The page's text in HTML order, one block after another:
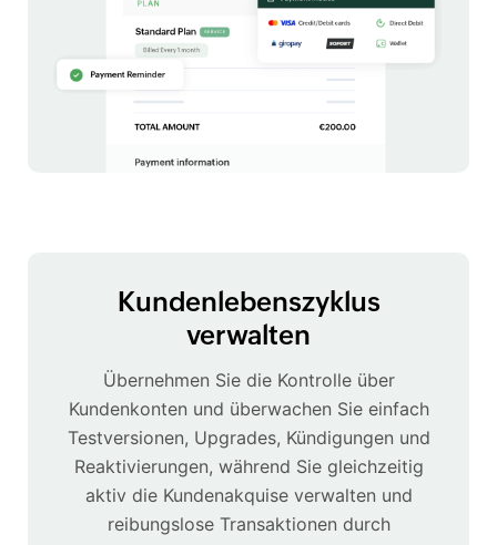
Kundenlebenszyklus
verwalten
Übernehmen Sie die Kontrolle über
Kundenkonten und überwachen Sie einfach
Testversionen, Upgrades, Kündigungen und
Reaktivierungen, während Sie gleichzeitig
aktiv die Kundenakquise verwalten und
reibungslose Transaktionen durch